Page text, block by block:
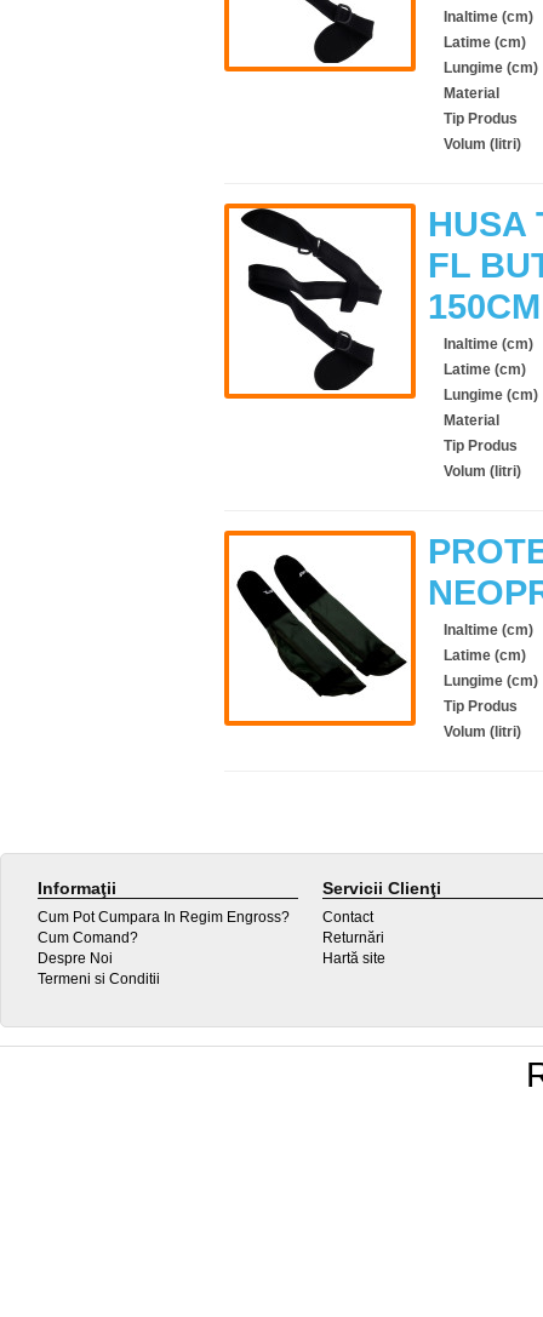
Inaltime (cm)
Latime (cm)
Lungime (cm)
Material
Tip Produs
Volum (litri)
HUSA
FL
150CM
Inaltime (cm)
Latime (cm)
Lungime (cm)
Material
Tip Produs
Volum (litri)
Inaltime (cm)
Latime (cm)
Lungime (cm)
Tip Produs
Volum (litri)
Informaţii
Cum Pot Cumpara In Regim Engross?
Cum Comand?
Despre Noi
Termeni si Conditii
Servicii Clienţi
Contact
Returnări
Hartă site